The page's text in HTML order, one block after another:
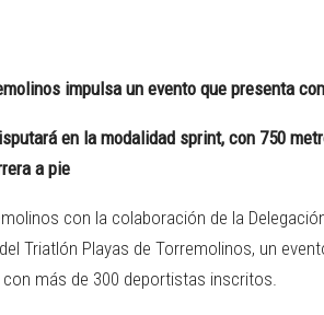
impulsa un evento que presenta
en la modalidad sprint, con 750
a pie
con la colaboración de la
Triatlón Playas de Torremolinos, un
más de 300 deportistas inscritos.